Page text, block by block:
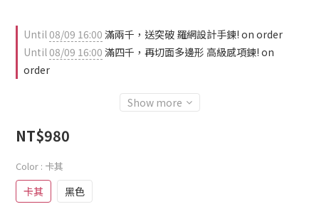
Until08/09 16:00 滿兩千，送突破 羅網設計手鍊! on order
Until08/09 16:00 滿四千，再切面多邊形 高級感項鍊! on
order
Show more
NT$980
Color : 卡其
卡其 黑色